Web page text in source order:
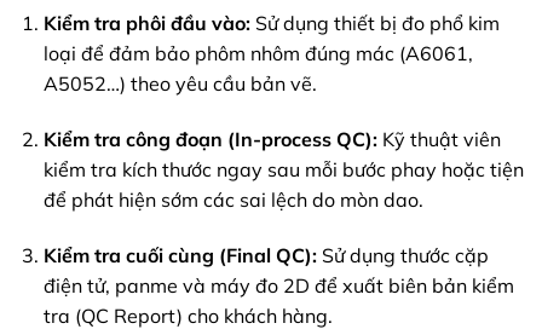
Kiểm tra phôi đầu vào:Sử dụng thiết bị đo phổ kim
loại để đảm bảo phôm nhôm đúng mác (A6061,
A5052…) theo yêu cầu bản vẽ.
Kiểm tra công đoạn (In-process QC):Kỹ thuật viên
kiểm tra kích thước ngay sau mỗi bước phay hoặc tiện
để phát hiện sớm các sai lệch do mòn dao.
Kiểm tra cuối cùng (Final QC):Sử dụng thước cặp
điện tử, panme và máy đo 2D để xuất biên bản kiểm
tra (QC Report) cho khách hàng.